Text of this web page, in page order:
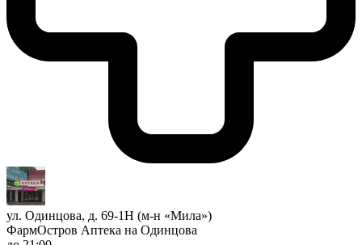
ул. Одинцова, д. 69-1Н (м-н «Мила»)
ФармОстров Аптека на Одинцова